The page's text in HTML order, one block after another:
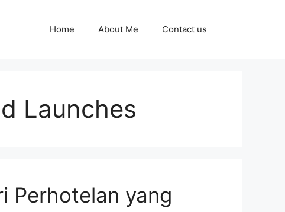
Home About Me Contact us
Launches
Perhotelan yang